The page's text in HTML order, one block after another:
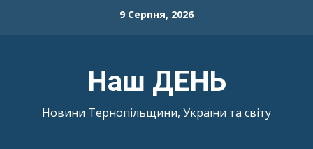
9 Серпня, 2026
Наш ДЕНЬ
Новини Тернопільщини, України та світу